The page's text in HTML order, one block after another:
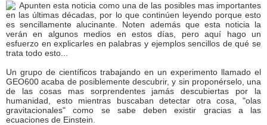
Apunten esta noticia como una de las posibles mas importantes
en las últimas décadas, por lo que continúen leyendo porque esto
es sencillamente alucinante. Noten además que esta noticia la
verán en algunos medios en estos días, pero aquí hago un
esfuerzo en explicarles en palabras y ejemplos sencillos de qué se
trata todo esto...
Un grupo de científicos trabajando en un experimento llamado el
GEO600 acaba de posiblemente descubrir, y sin proponérselo, una
de las cosas mas sorprendentes jamás descubiertas por la
humanidad, esto mientras buscaban detectar otra cosa, "olas
gravitacionales" como se sabe deben existir gracias a las
ecuaciones de Einstein.